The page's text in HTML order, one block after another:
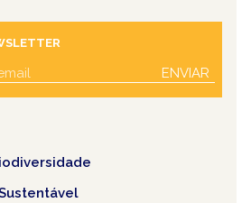
ENVIAR